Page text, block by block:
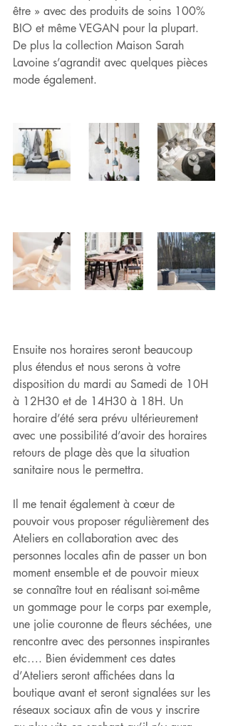
être » avec des produits de soins 100%
BIO et même VEGAN pour la plupart.
De plus la collection Maison Sarah
Lavoine s’agrandit avec quelques pièces
mode également.
Ensuite nos horaires seront beaucoup
plus étendus et nous serons à votre
disposition du mardi au Samedi de 10H
à 12H30 et de 14H30 à 18H. Un
horaire d’été sera prévu ultérieurement
avec une possibilité d’avoir des horaires
retours de plage dès que la situation
sanitaire nous le permettra.
Il me tenait également à cœur de
pouvoir vous proposer régulièrement des
Ateliers en collaboration avec des
personnes locales afin de passer un bon
moment ensemble et de pouvoir mieux
se connaître tout en réalisant soi-même
un gommage pour le corps par exemple,
une jolie couronne de fleurs séchées, une
rencontre avec des personnes inspirantes
etc…. Bien évidemment ces dates
d’Ateliers seront affichées dans la
boutique avant et seront signalées sur les
réseaux sociaux afin de vous y inscrire